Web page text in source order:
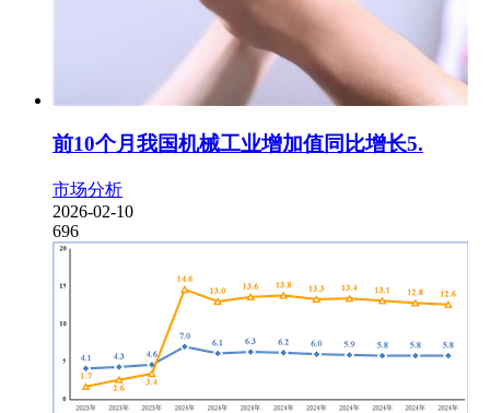
前10个月我国机械工业增加值同比增长5.
市场分析
2026-02-10
696